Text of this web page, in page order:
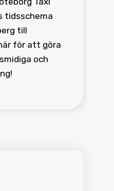
tidsschema
till
för att göra
och